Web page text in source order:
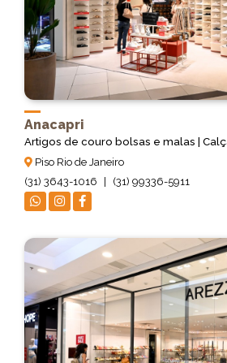
Anacapri
Artigos de couro bolsas e malas |
Piso Rio de Janeiro
(31) 3643-1016
(31) 99336-5911